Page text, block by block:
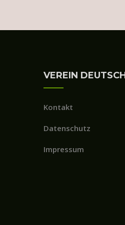
VEREIN
Kontakt
Datenschutz
Impressum